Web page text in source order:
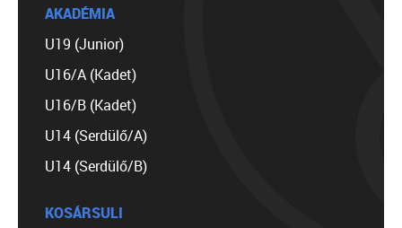
AKADÉMIA
U19 (Junior)
U16/A (Kadet)
U16/B (Kadet)
U14 (Serdülő/A)
U14 (Serdülő/B)
KOSÁRSULI